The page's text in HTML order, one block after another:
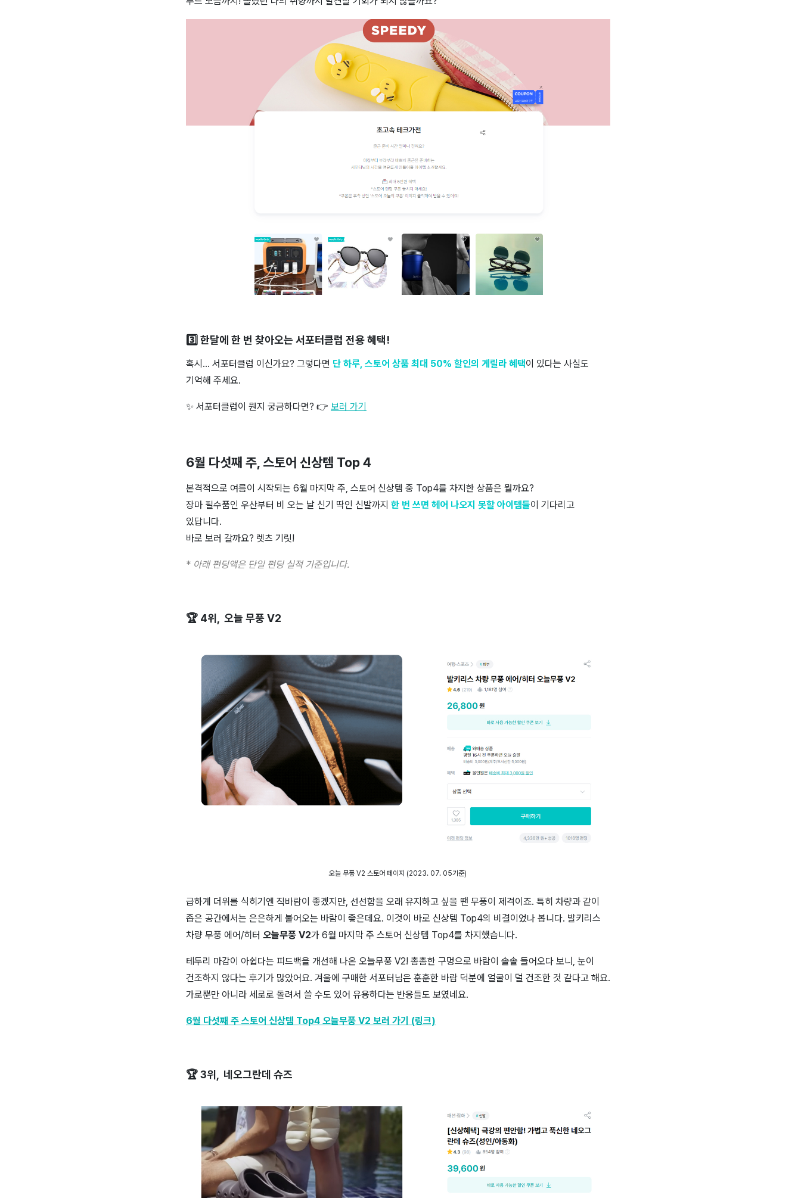
3️⃣ 한달에 한 번 찾아오는 서포터클럽 전용 혜택!
혹시… 서포터클럽 이신가요? 그렇다면 단 하루, 스토어 상품 최대 50% 할인의 게릴라 혜택이 있다는 사실도
기억해 주세요.
✨ 서포터클럽이 뭔지 궁금하다면? 👉 보러 가기
6월 다섯째 주, 스토어 신상템 Top 4
본격적으로 여름이 시작되는 6월 마지막 주, 스토어 신상템 중 Top4를 차지한 상품은 뭘까요?
장마 필수품인 우산부터 비 오는 날 신기 딱인 신발까지 한 번 쓰면 헤어 나오지 못할 아이템들이 기다리고
있답니다.
바로 보러 갈까요? 렛츠 기릿!
* 아래 펀딩액은 단일 펀딩 실적 기준입니다.
🏆 4위, 오늘 무풍 V2
오늘 무풍 V2 스토어 페이지 (2023. 07. 05기준)
급하게 더위를 식히기엔 직바람이 좋겠지만, 선선함을 오래 유지하고 싶을 땐 무풍이 제격이죠. 특히 차량과 같이
좁은 공간에서는 은은하게 불어오는 바람이 좋은데요. 이것이 바로 신상템 Top4의 비결이었나 봅니다. 발키리스
차량 무풍 에어/히터 오늘무풍 V2가 6월 마지막 주 스토어 신상템 Top4를 차지했습니다.
테두리 마감이 아쉽다는 피드백을 개선해 나온 오늘무풍 V2! 촘촘한 구멍으로 바람이 솔솔 들어오다 보니, 눈이
건조하지 않다는 후기가 많았어요. 겨울에 구매한 서포터님은 훈훈한 바람 덕분에 얼굴이 덜 건조한 것 같다고 해요.
가로뿐만 아니라 세로로 돌려서 쓸 수도 있어 유용하다는 반응들도 보였네요.
6월 다섯째 주 스토어 신상템 Top4 오늘무풍 V2 보러 가기 (링크)
🏆 3위, 네오그란데 슈즈